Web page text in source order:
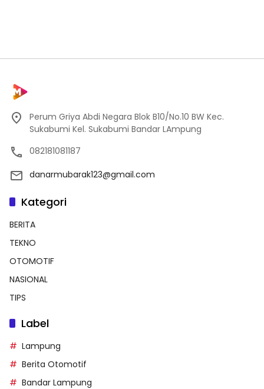
Perum Griya Abdi Negara Blok B10/No.10 BW Kec.
Sukabumi Kel. Sukabumi Bandar LAmpung
082181081187
danarmubarak123@gmail.com
Kategori
BERITA
TEKNO
OTOMOTIF
NASIONAL
TIPS
Label
Lampung
Berita Otomotif
Bandar Lampung